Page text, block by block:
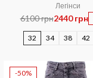
Легінси
6100 грн2440 грн
32 34 38 42
-50%